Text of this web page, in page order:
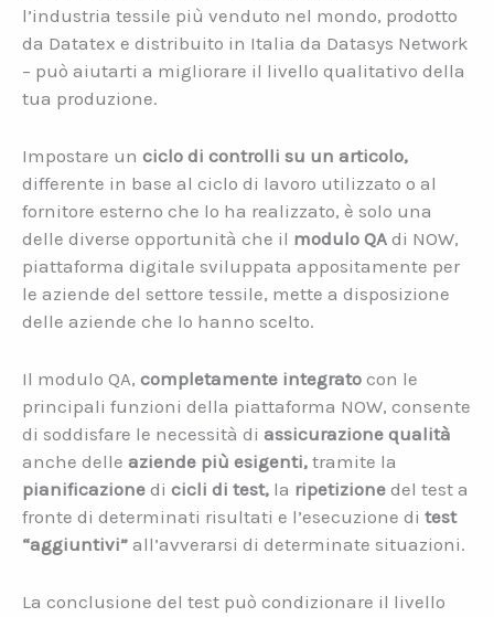
l’industria tessile più venduto nel mondo, prodotto
da Datatex e distribuito in Italia da Datasys Network
– può aiutarti a migliorare il livello qualitativo della
tua produzione.
Impostare un ciclo di controlli su un articolo,
differente in base al ciclo di lavoro utilizzato o al
fornitore esterno che lo ha realizzato, è solo una
delle diverse opportunità che il modulo QA di NOW,
piattaforma digitale sviluppata appositamente per
le aziende del settore tessile, mette a disposizione
delle aziende che lo hanno scelto.
Il modulo QA, completamente integrato con le
principali funzioni della piattaforma NOW, consente
di soddisfare le necessità di assicurazione qualità
anche delle aziende più esigenti, tramite la
pianificazione di cicli di test, la ripetizione del test a
fronte di determinati risultati e l’esecuzione di test
“aggiuntivi” all’avverarsi di determinate situazioni.
La conclusione del test può condizionare il livello